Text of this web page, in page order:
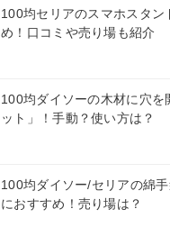
100均セリアのスマホスタン
め！口コミや売り場も紹介
100均ダイソーの木材に穴を
ット」！手動？使い方は？
100均ダイソー/セリアの綿
におすすめ！売り場は？